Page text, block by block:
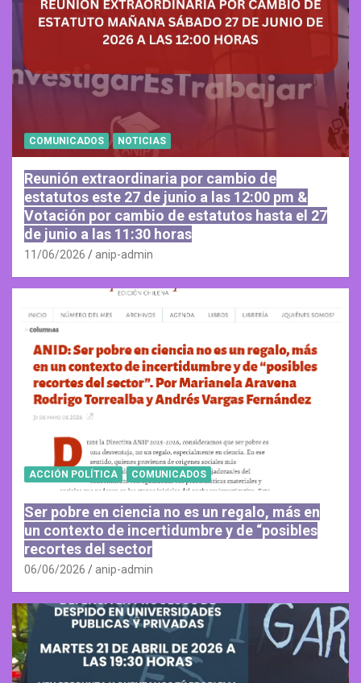
COMUNICADOS NOTICIAS
Reunión extraordinaria por cambio de
estatutos este 27 de junio a las 12:00 pm &
Votación por cambio de estatutos hasta el 27
de junio a las 11:30 horas
11/06/2026 anip-admin
ACCIÓN POLÍTICA COMUNICADOS
Ser pobre en ciencia no es un regalo, más en
un contexto de incertidumbre y de “posibles
recortes del sector
06/06/2026 anip-admin